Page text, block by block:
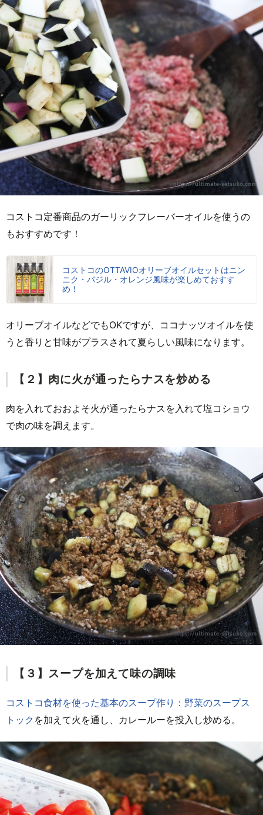
コストコ定番商品のガーリックフレーバーオイルを使うの
もおすすめです！
コストコのOTTAVIOオリーブオイルセットはニン
ニク・バジル・オレンジ風味が楽しめておすす
め！
オリーブオイルなどでもOKですが、ココナッツオイルを使
うと香りと甘味がプラスされて夏らしい風味になります。
【２】肉に火が通ったらナスを炒める
肉を入れておおよそ火が通ったらナスを入れて塩コショウ
で肉の味を調えます。
【３】スープを加えて味の調味
コストコ食材を使った基本のスープ作り：野菜のスープス
トック を加えて火を通し、カレールーを投入し炒める。